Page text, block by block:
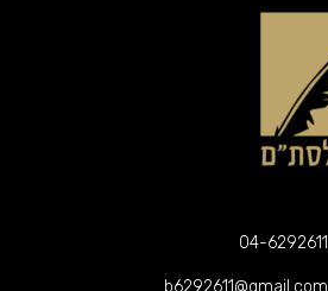
04-6292611